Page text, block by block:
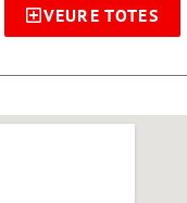
VEURE TOTES